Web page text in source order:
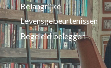
Belangrijke
Levensgebeurtenissen
Begeleid beleggen